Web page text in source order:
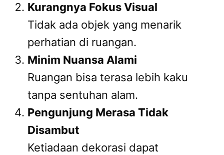
Kurangnya Fokus Visual
Tidak ada objek yang menarik
perhatian di ruangan.
Minim Nuansa Alami
Ruangan bisa terasa lebih kaku
tanpa sentuhan alam.
Pengunjung Merasa Tidak
Disambut
Ketiadaan dekorasi dapat